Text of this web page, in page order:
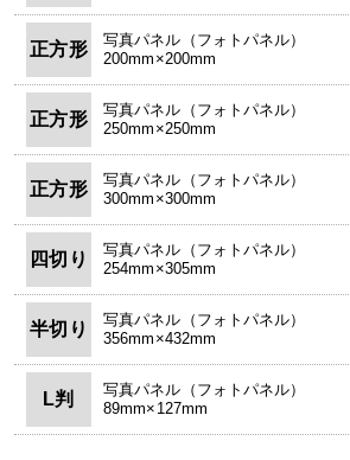
正方形
写真パネル（フォトパネル）
200mm×200mm
正方形
写真パネル（フォトパネル）
250mm×250mm
正方形
写真パネル（フォトパネル）
300mm×300mm
四切り
写真パネル（フォトパネル）
254mm×305mm
半切り
写真パネル（フォトパネル）
356mm×432mm
L判
写真パネル（フォトパネル）
89mm×127mm